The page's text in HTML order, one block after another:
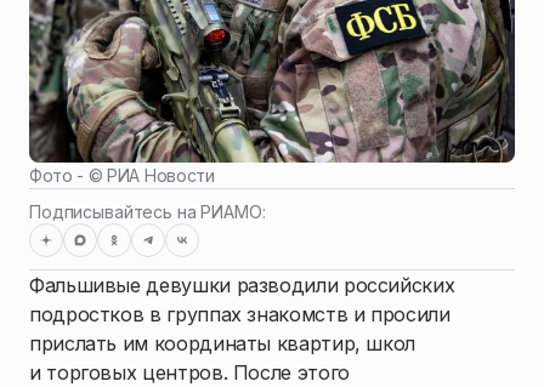
Фото - ©РИА Новости
Подписывайтесь на РИАМО:
Фальшивые девушки разводили российских
подростков в группах знакомств и просили
прислать им координаты квартир, школ
и торговых центров. После этого